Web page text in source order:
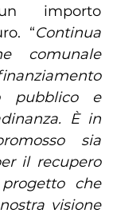
importo
“Continua
comunale
pubblico e
È in
sia
il recupero
che
visione